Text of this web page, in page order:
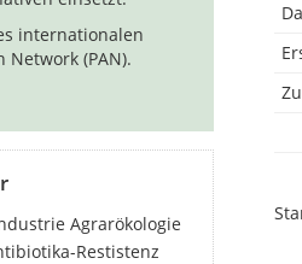
internationalen
Network (PAN).
Agrarökologie
Restistenz